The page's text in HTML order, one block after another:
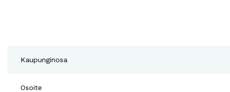
Kaupunginosa
Osoite